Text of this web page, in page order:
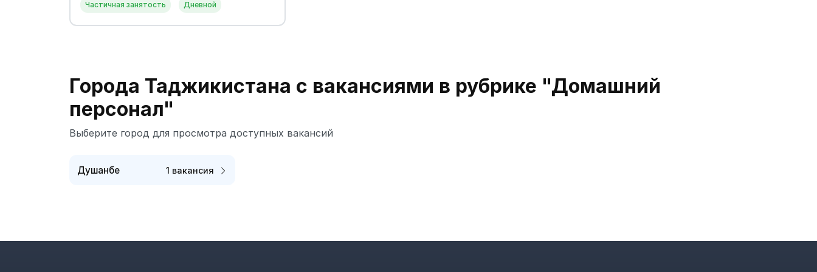
Частичная занятость Дневной
Города Таджикистана с вакансиями в рубрике "Домашний
персонал"
Выберите город для просмотра доступных вакансий
Душанбе 1 вакансия